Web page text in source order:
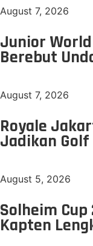
August 7, 2026
Junior
Berebut
August 7, 2026
Royale
Jadikan Golf
August 5, 2026
Solheim
Kapten